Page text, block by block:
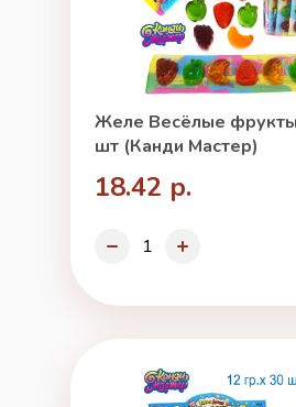
Желе Весёлые
шт (Канди Мастер)
18.42 р.